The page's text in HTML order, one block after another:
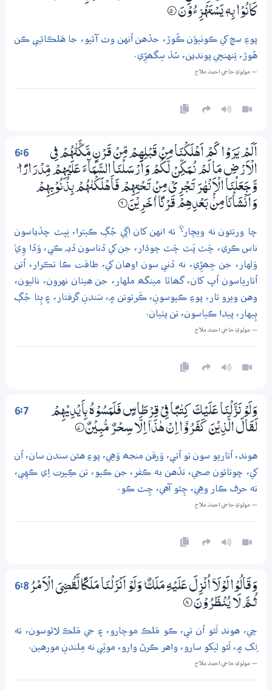
كَانُوْا بِهٖ يَسْتَهْزِءُوْنَ 5‏۝
پوءِ سچ کي ڪوٺيؤن ڪُوڙ، جڏهن اُنهن وٽ آئيو، جا هَلڪائـِي ڪن
هُوڙ، تِنهنجِي پوندين، سُڌ سِگھڙِي.
— مولوي حاجي احمد ملاح
6:6
اَلَمْ يَرَوْا كَمْ اَهْلَكْنَا مِنْ قَبْلِهِمْ مِّنْ قَرْنٍ مَّكَّنّٰهُمْ فِي
الْاَرْضِ مَا لَمْ نُـمَكِّنْ لَّكُمْ وَاَرْسَلْنَا السَّمَاۗءَ عَلَيْهِمْ مِّدْرَارًا ۠
وَّجَعَلْنَا الْاَنْھٰرَ تَـجْرِيْ مِنْ تَـحْتِهِمْ فَاَهْلَكْنٰهُمْ بِذُنُوْبِهِمْ
وَاَنْشَاْنَا مِنْۢ بَعْدِهِمْ قَرْنًا اٰخَرِيْنَ 6‏۝
ڇا ورتئون نه ويچار؟ ته انهن کان اڳي جُڳ ڪيترا، نِپٽ ڇڏياسون
ناس ڪري، چَٽ پَٽ چَٽ چوڌار، جن کي ڏناسون ڏيہ ڪي، وَڏا وِئ
وَلهار، جن جِھڙِي، نه ڏني سون اوهان کي، طاقت ڪا تڪرار، اُتن
اُتارياسون اُڀ کان، گھاٽا مينگھ ملهار، جن هيٺان نهرون، ناليون،
وهن ويرو تار، پوءِ ڪيوسونِ، ڪَرتوتن ۾، سَندنِ گرفتار، ۽ ٻِئا جُڳ
ٻِيهار، پيدا ڪياسون، تن پٺيان.
— مولوي حاجي احمد ملاح
6:7
وَلَوْ نَزَّلْنَا عَلَيْكَ كِتٰبًا فِيْ قِرْطَاسٍ فَلَمَسُوْهُ بِاَيْدِيْهِمْ
لَقَالَ الَّذِيْنَ كَفَرُوْٓا اِنْ هٰذَآ اِلَّا سِـحْـرٌ مُّبِيْنٌ 7‏۝
هوند، اُتاريو سون تو اُتي، وَرقن منجھ وَهِي، پوءِ هٿن سندن سان، اُن
کي، ڇوتائون صحِي، تڏهن به ڪفر، جن ڪيو، تن ڪِيرت اِي ڪهِي،
ته حرف ڪار وهِي، چِٽو آهي، چِٽ ڪو.
— مولوي حاجي احمد ملاح
6:8 وَقَالُوْا لَوْلَآ اُنْزِلَ عَلَيْهِ مَلَكٌ ۭ وَلَوْ اَنْزَلْنَا مَلَكًا لَّقُضِيَ الْاَمْرُ
ثُـمَّ لَا يُنْظَرُوْنَ 8‏۝
چي، هوند لَٿو اُن تي، ڪو مَلڪ موچارو، ۽ جي مَلڪ لاٿوسون، ته
لِک ۾، لَٿو ليکو سارو، واهر ڪرڻ وارو، موٽِي نه مِلندنِ مورهين.
— مولوي حاجي احمد ملاح